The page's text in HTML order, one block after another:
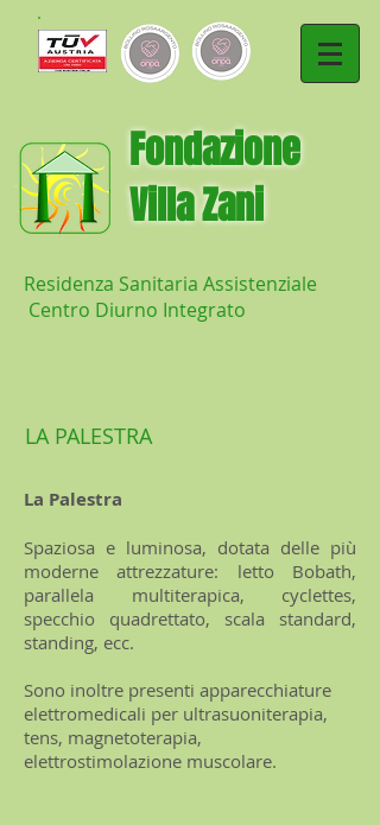
​Fondazione
Villa Zani
Residenza Sanitaria Assistenziale
Centro Diurno Integrato
LA PALESTRA
La Palestra
Spaziosa e luminosa, dotata delle più
moderne attrezzature: letto Bobath,
parallela multiterapica, cyclettes,
specchio quadrettato, scala standard,
standing, ecc.
Sono inoltre presenti apparecchiature
elettromedicali per ultrasuoniterapia,
tens, magnetoterapia,
elettrostimolazione muscolare.